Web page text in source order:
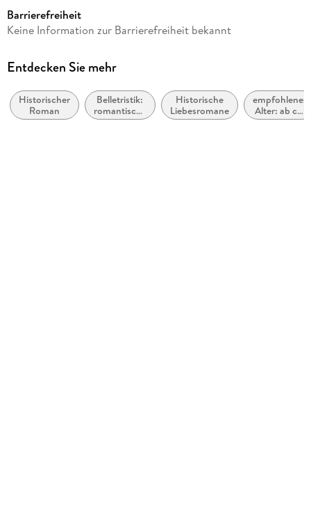
Reihe
Autor/Autorin
Verlag/Hersteller
tredition
Barrierefreiheit
Keine Information zur Barrierefreiheit bekannt
Entdecken Sie mehr
Historischer
Roman
Belletristik:
romantische
Spannung
Historische
Liebesromane
empfohlenes
Alter: ab ca.
16 Jahren